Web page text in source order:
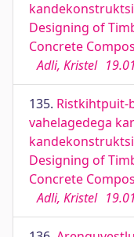
Designing of
Concrete
Adli, Kristel
135. Ristkihtpuit-
vahelagedega
Designing of
Concrete
Adli, Kristel